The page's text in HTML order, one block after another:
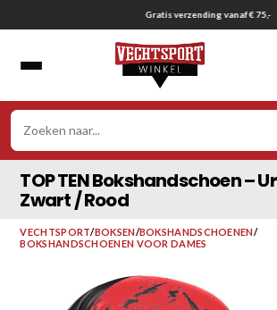
naar
Gratis verzending vanaf € 75,-
TOP TEN Bokshandschoen –
Zwart / Rood
VECHTSPORT/BOKSEN/BOKSHANDSCHOENEN/
BOKSHANDSCHOENEN VOOR DAMES